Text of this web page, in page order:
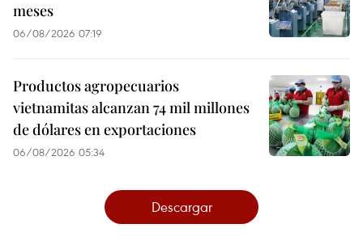
meses
06/08/2026 07:19
Productos agropecuarios
vietnamitas alcanzan 74 mil millones
de dólares en exportaciones
06/08/2026 05:34
Descargar